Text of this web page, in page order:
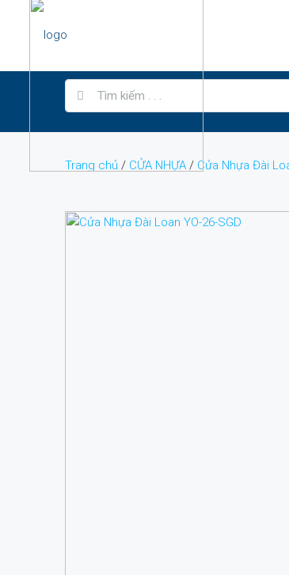
Trang chủ / CỬA NHỰA / Cửa Nhựa Đài